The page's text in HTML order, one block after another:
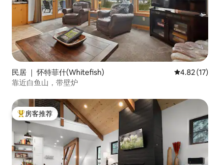
民居 ｜ 怀特菲什(Whitefish) 平均评分
4.82 (17)
靠近白鱼山，带壁炉
热门「房客推荐」
房客推荐